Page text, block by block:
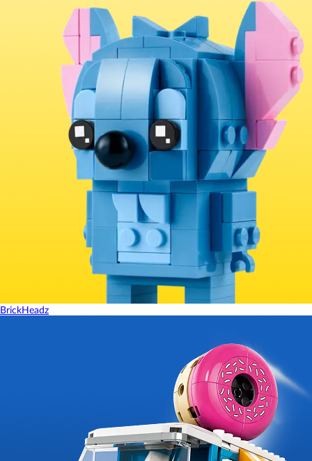
BrickHeadz